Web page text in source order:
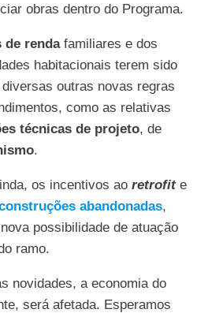
obras dentro do Programa.
de rendafamiliares e dos
habitacionais terem sido
outras novas regras
como as relativas
técnicas de projeto, de
.
os incentivos ao retrofite
abandonadas,
possibilidade de atuação
ramo.
novidades, a economia do
será afetada. Esperamos